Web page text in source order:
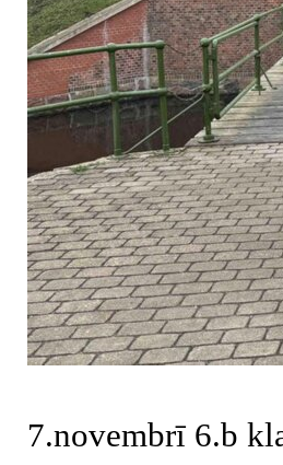
7.novembrī 6.b